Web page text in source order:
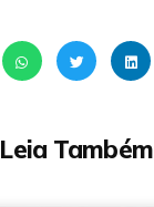
Leia Também